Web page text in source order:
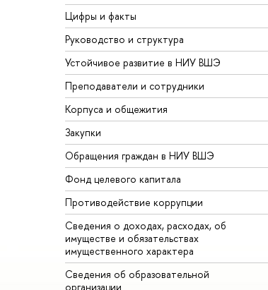
Цифры и факты
Руководство и структура
Устойчивое развитие в НИУ ВШЭ
Преподаватели и сотрудники
Корпуса и общежития
Закупки
Обращения граждан в НИУ ВШЭ
Фонд целевого капитала
Противодействие коррупции
Сведения о доходах, расходах, об
имуществе и обязательствах
имущественного характера
Сведения об образовательной
организации